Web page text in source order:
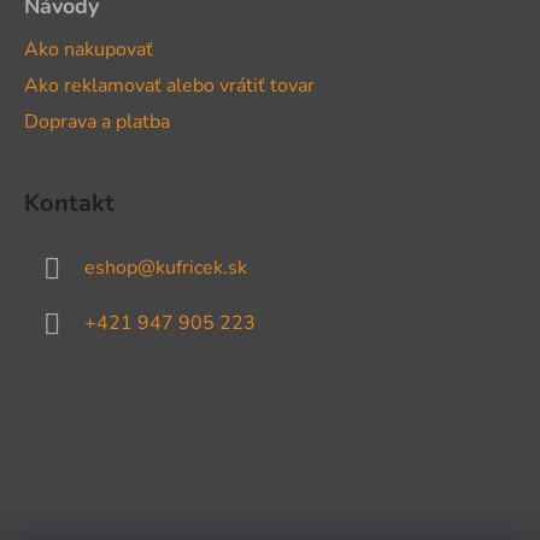
Návody
Ako nakupovať
Ako reklamovať alebo vrátiť tovar
Doprava a platba
Kontakt
eshop@kufricek.sk
+421 947 905 223